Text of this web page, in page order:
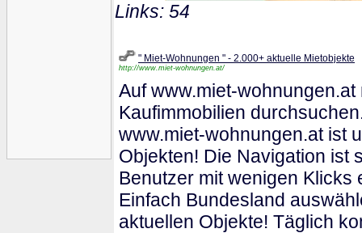
Links: 54
" Miet-Wohnungen " - 2.000+ aktuelle Mietobjekte
http://www.miet-wohnungen.at/
Auf www.miet-
Kaufimmobilien
www.miet-wohnungen.at ist
Objekten! Die Navigation ist
Benutzer mit wenigen Klicks
Einfach Bundesland
aktuellen Objekte! Täglich